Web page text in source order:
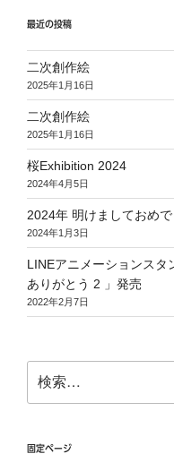
最近の投稿
二次創作絵
2025年1月16日
二次創作絵
2025年1月16日
桜Exhibition 2024
2024年4月5日
2024年 明けましておめ
2024年1月3日
LINEアニメーションスタ
ありがとう 2 」発売
2022年2月7日
索:
固定ページ